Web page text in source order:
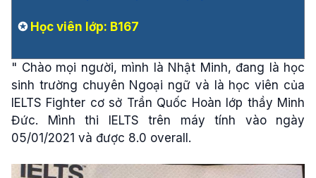
✪Học viên lớp: B167
" Chào mọi người, mình là Nhật Minh, đang là học
sinh trường chuyên Ngoại ngữ và là học viên của
IELTS Fighter cơ sở Trần Quốc Hoàn lớp thầy Minh
Đức. Mình thi IELTS trên máy tính vào ngày
05/01/2021 và được 8.0 overall.